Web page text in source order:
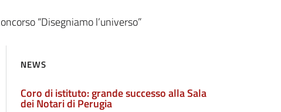
“Disegniamo l’universo”
NEWS
Coro di istituto: grande successo alla Sala
dei Notari di Perugia